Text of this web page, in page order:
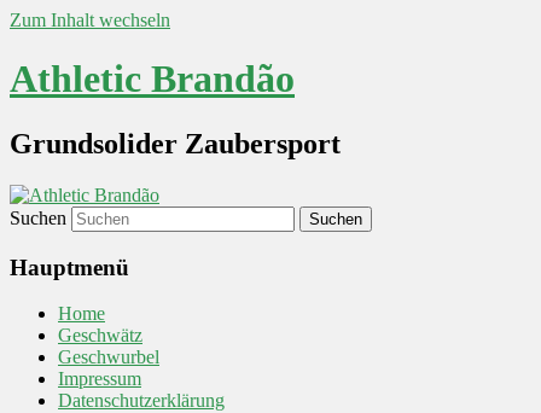
Zum Inhalt wechseln
Athletic Brandão
Grundsolider Zaubersport
Suchen
Hauptmenü
Home
Geschwätz
Geschwurbel
Impressum
Datenschutzerklärung